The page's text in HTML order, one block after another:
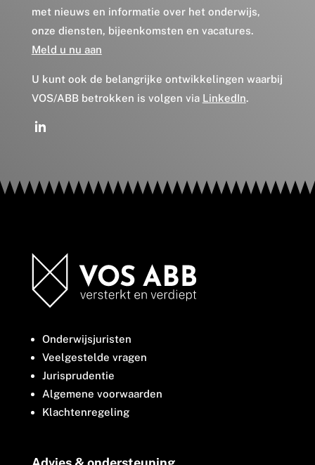
met nieuws en informatie over het onderwijs,
onze diensten, bijeenkomsten en vacatures.
Meld u nu aan
U kunt ook de belangrijke ontwikkelingen waarbij
VOS/ABB betrokken is volgen via LinkedIn.
Onderwijsjuristen
Veelgestelde vragen
Jurisprudentie
Algemene voorwaarden
Klachtenregeling